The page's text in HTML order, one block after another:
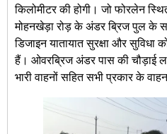
किलोमीटर की होगी। जो फोरलेन
मोहनखेड़ा रोड़ के अंडर ब्रिज पुल के
डिजाइन यातायात सुरक्षा और सुविधा
हैं। ओवरब्रिज अंडर पास की चौड़ाई
भारी वाहनों सहित सभी प्रकार के